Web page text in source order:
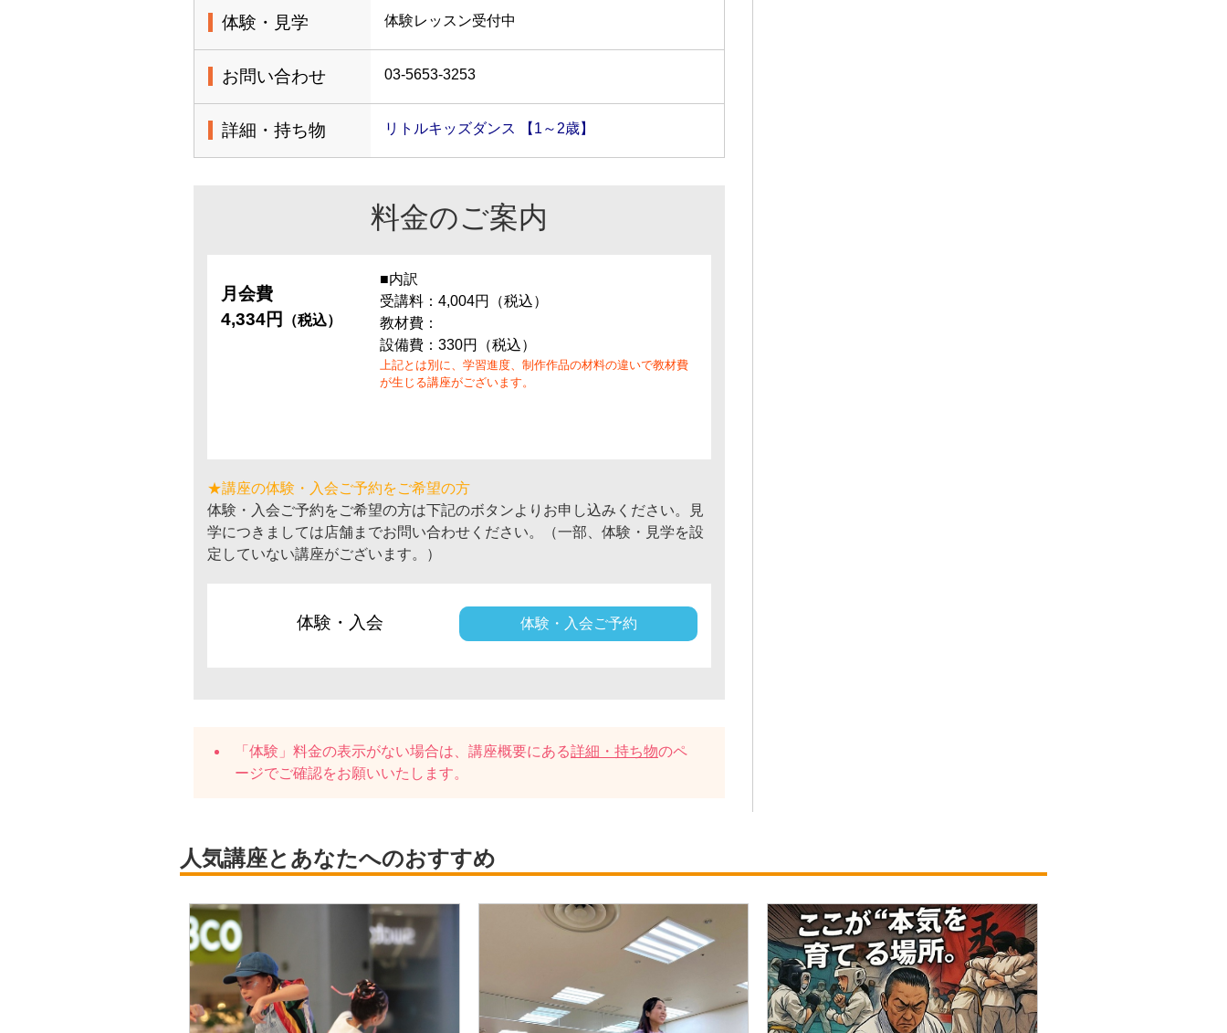
体験・見学 体験レッスン受付中
お問い合わせ 03-5653-3253
詳細・持ち物 リトルキッズダンス 【1～2歳】
料金のご案内
月会費
4,334円
（税込）
■内訳
受講料：4,004円（税込）
教材費：
設備費：330円（税込）
上記とは別に、学習進度、制作作品の材料の違いで教材費
が生じる講座がございます。
★講座の体験・入会ご予約をご希望の方
体験・入会ご予約をご希望の方は下記のボタンよりお申し込みください。見
学につきましては店舗までお問い合わせください。（一部、体験・見学を設
定していない講座がございます。）
体験・入会 体験・入会ご予約
「体験」料金の表示がない場合は、講座概要にある詳細・持ち物のペ
ージでご確認をお願いいたします。